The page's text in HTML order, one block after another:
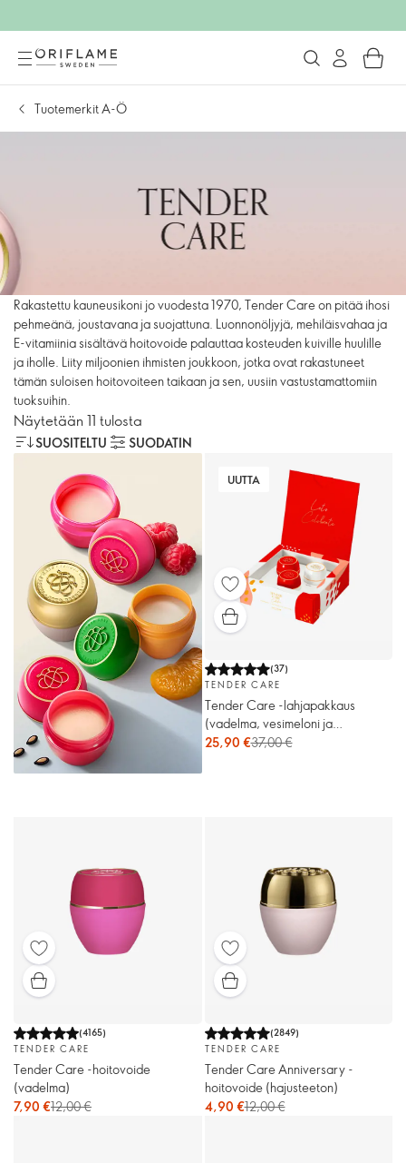
Tuotemerkit A-Ö
Rakastettu kauneusikoni jo vuodesta 1970, Tender Care on pitää ihosi
pehmeänä, joustavana ja suojattuna. Luonnonöljyjä, mehiläisvahaa ja
E-vitamiinia sisältävä hoitovoide palauttaa kosteuden kuiville huulille
ja iholle. Liity miljoonien ihmisten joukkoon, jotka ovat rakastuneet
tämän suloisen hoitovoiteen taikaan ja sen, uusiin vastustamattomiin
tuoksuihin.
Näytetään 11 tulosta
SUOSITELTU SUODATIN
UUTTA
(37)
TENDER CARE
Tender Care -lahjapakkaus
(vadelma, vesimeloni ja
hajusteeton)
25,90 €37,00 €
(4165)
TENDER CARE
Tender Care -hoitovoide
(vadelma)
7,90 €12,00 €
(2849)
TENDER CARE
Tender Care Anniversary -
hoitovoide (hajusteeton)
4,90 €12,00 €